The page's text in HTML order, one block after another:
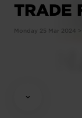
TRADE
Monday 25 Mar 2024